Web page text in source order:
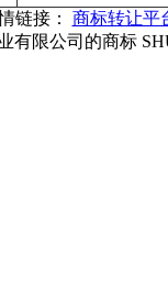
链接： 商标转让平
有限公司的商标